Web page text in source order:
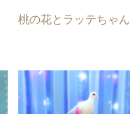
桃の花とラッテちゃん